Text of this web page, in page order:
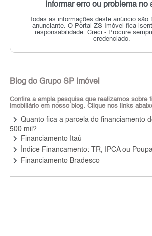
Informar erro ou problema no
Todas as informações deste anúncio são
anunciante. O Portal ZS Imóvel fica
responsabilidade. Creci - Procure
credenciado.
Blog do Grupo SP Imóvel
Confira a ampla pesquisa que realizamos sobre
imobiliário em nosso blog. Clique nos links
keyboard_arrow_right Quanto fica a parcela do financiamento
500 mil?
keyboard_arrow_right Financiamento Itaú
keyboard_arrow_right Índice Financamento: TR, IPCA ou
keyboard_arrow_right Financiamento Bradesco